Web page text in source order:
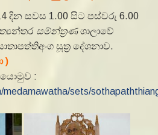
දින සවස 1.00 සිට පස්වරු 6.00
සම්න්ත්‍රණශාලාවේ
සූත්‍ර දේශනාව.
)
යොමුව :
medamawatha/sets/